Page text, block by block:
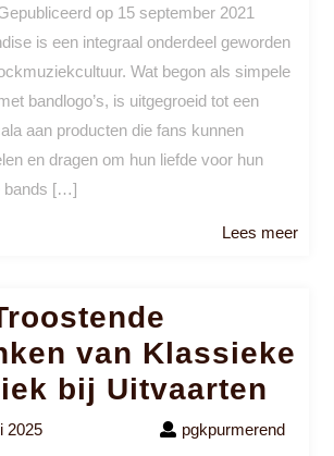
op 15 september 2021
is een integraal onderdeel geworden
Wat begon als simpele
bandlogo’s, is uitgegroeid tot een
aan producten die fans kunnen
en dragen om hun liefde voor hun
bands […]
Lees meerLees
van Klassieke
bij Uitvaarten
2025 pgkpurmerend